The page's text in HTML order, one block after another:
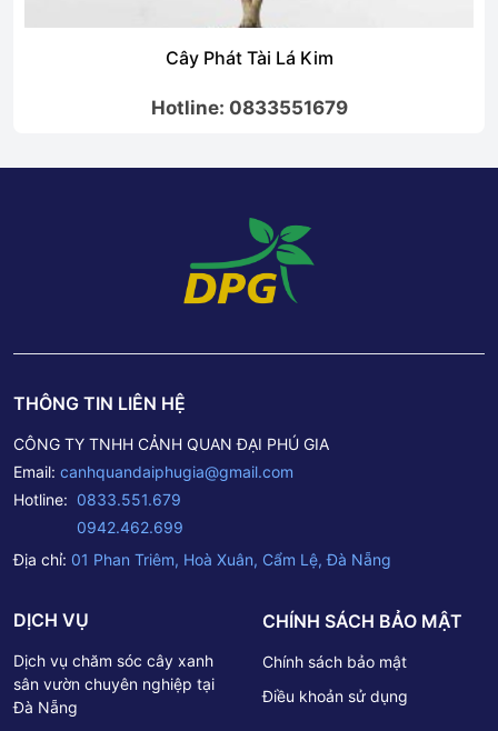
Cây Phát Tài Lá Kim
Hotline: 0833551679
THÔNG TIN LIÊN HỆ
CÔNG TY TNHH CẢNH QUAN ĐẠI PHÚ GIA
Email: canhquandaiphugia@gmail.com
Hotline: 0833.551.679
0942.462.699
Địa chỉ: 01 Phan Triêm, Hoà Xuân, Cẩm Lệ, Đà Nẵng
DỊCH VỤ
Dịch vụ chăm sóc cây xanh
sân vườn chuyên nghiệp tại
Đà Nẵng
CHÍNH SÁCH BẢO MẬT
Chính sách bảo mật
Điều khoản sử dụng